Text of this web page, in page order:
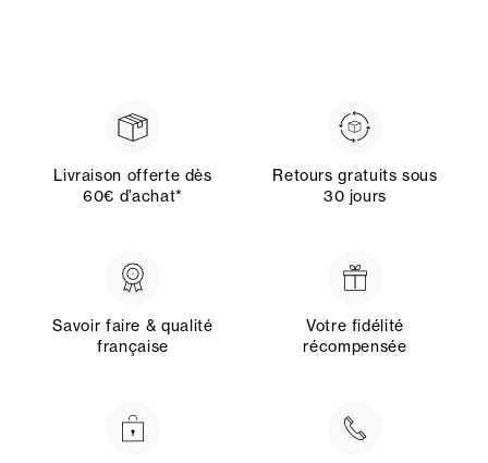
Livraison offerte dès
60€ d’achat*
Retours gratuits sous
30 jours
Savoir faire & qualité
française
Votre fidélité
récompensée